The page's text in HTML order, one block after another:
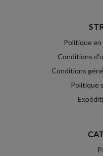
Politique
Conditions
Conditions
Politique